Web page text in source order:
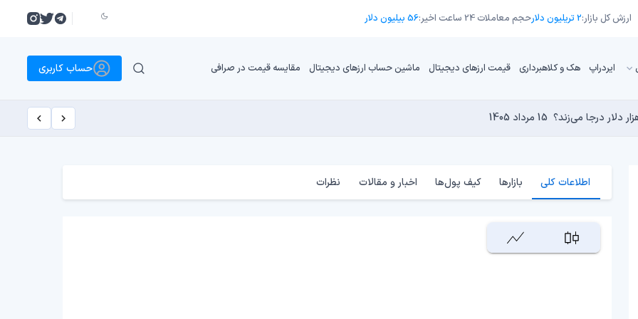
ارزش کل بازار:2 تریلیون دلار حجم معاملات 24 ساعت اخیر: 56 بیلیون دلار
ایردراپ هک و کلاهبرداری قیمت ارزهای دیجیتال ماشین حساب ارزهای دیجیتال مقایسه قیمت در صرافی حساب کاربری
15 مرداد 1405
به پایان رسیده است؟ 14 مرداد 1405 14 مرداد 1405 13 مرداد 1405 کریپتو تبدیل شدند؟ 13 مرداد 1405
اطلاعات کلی بازارها کیف پول‌ها اخبار و مقالات نظرات